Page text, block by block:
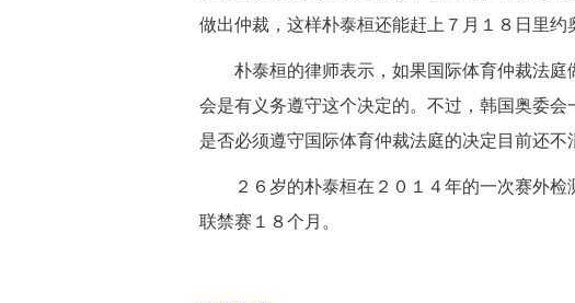
做出仲裁，这样朴泰桓还能赶上７月１８日里约
朴泰桓的律师表示，如果国际体育仲裁法庭
会是有义务遵守这个决定的。不过，韩国奥委
是否必须遵守国际体育仲裁法庭的决定目前还不
２６岁的朴泰桓在２０１４年的一次赛外检
联禁赛１８个月。